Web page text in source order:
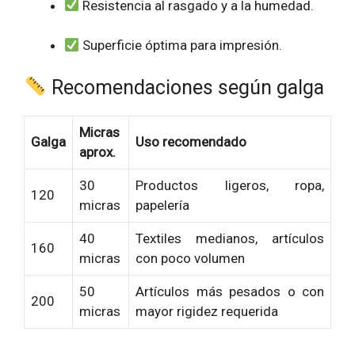
Resistencia al rasgado y a la humedad.
Superficie óptima para impresión.
Recomendaciones según galga
Galga
Micras
aprox.
Uso recomendado
120
30
micras
Productos ligeros, ropa,
papelería
160
40
micras
Textiles medianos, artículos
con poco volumen
200
50
micras
Artículos más pesados o con
mayor rigidez requerida